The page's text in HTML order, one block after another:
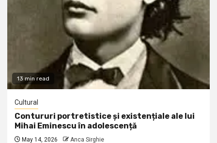
13 min read
Cultural
Contururi portretistice și existențiale ale lui
Mihai Eminescu în adolescență
May 14, 2026 Anca Sirghie